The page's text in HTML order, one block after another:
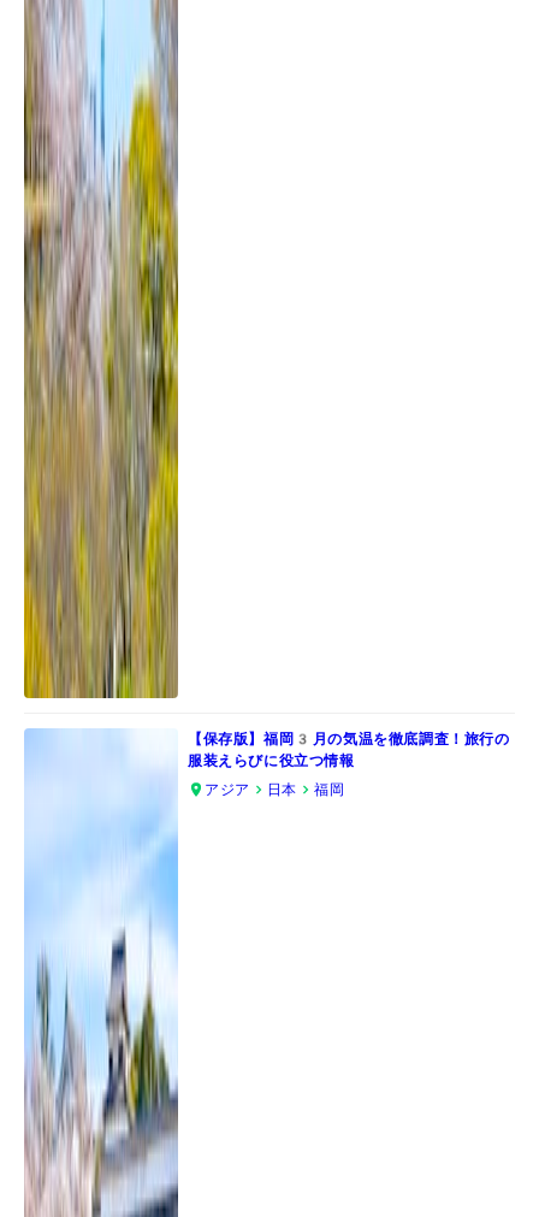
【保存版】福岡3月の気温を徹底調査！旅行の
服装えらびに役立つ情報
アジア
日本 福岡